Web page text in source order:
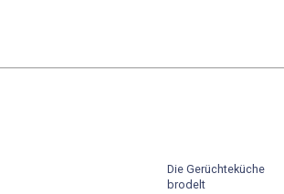
Die Gerüchteküche
brodelt